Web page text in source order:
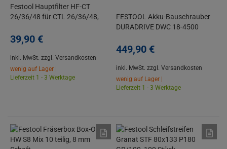
Festool Hauptfilter HF-CT
26/36/48 für CTL 26/36/48,
39,90 €
inkl. MwSt. zzgl. Versandkosten
wenig auf Lager |
Lieferzeit 1 - 3 Werktage
FESTOOL Akku-Bauschrauber
DURADRIVE DWC 18-4500
449,90 €
inkl. MwSt. zzgl. Versandkosten
wenig auf Lager |
Lieferzeit 1 - 3 Werktage